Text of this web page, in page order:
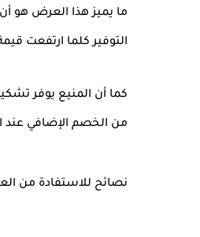
ما يميز هذا العرض هو أن
التوفير كلما ارتفعت
كما أن المنيع يوفر
من الخصم الإضافي عند
نصائح للاستفادة من